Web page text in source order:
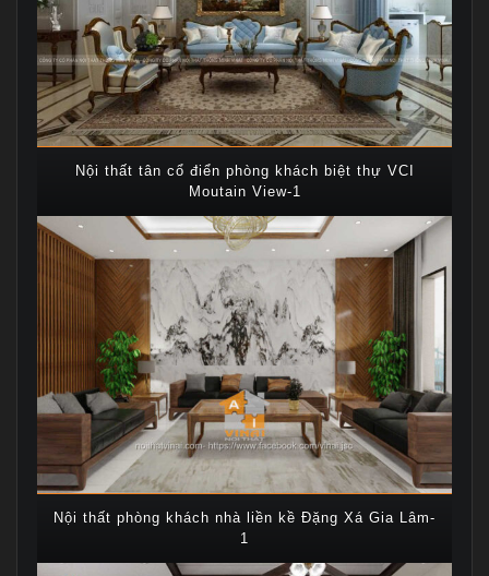
Nội thất tân cổ điển phòng khách biệt thự VCI
Moutain View-1
Nội thất phòng khách nhà liền kề Đặng Xá Gia Lâm-
1